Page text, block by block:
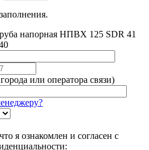
напорная НПВХ 125 SDR 41
или оператора связи)
я ознакомлен и согласен с